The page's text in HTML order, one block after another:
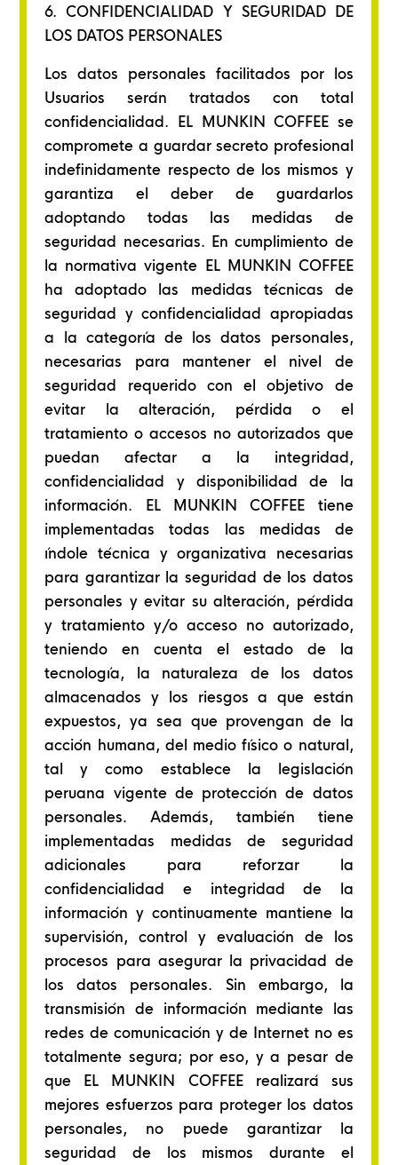
6. CONFIDENCIALIDAD Y SEGURIDAD DE
LOS DATOS PERSONALES
Los datos personales facilitados por los
Usuarios serán tratados con total
confidencialidad. EL MUNKIN COFFEE se
compromete a guardar secreto profesional
indefinidamente respecto de los mismos y
garantiza el deber de guardarlos
adoptando todas las medidas de
seguridad necesarias. En cumplimiento de
la normativa vigente EL MUNKIN COFFEE
ha adoptado las medidas técnicas de
seguridad y confidencialidad apropiadas
a la categoría de los datos personales,
necesarias para mantener el nivel de
seguridad requerido con el objetivo de
evitar la alteración, pérdida o el
tratamiento o accesos no autorizados que
puedan afectar a la integridad,
confidencialidad y disponibilidad de la
información. EL MUNKIN COFFEE tiene
implementadas todas las medidas de
índole técnica y organizativa necesarias
para garantizar la seguridad de los datos
personales y evitar su alteración, pérdida
y tratamiento y/o acceso no autorizado,
teniendo en cuenta el estado de la
tecnología, la naturaleza de los datos
almacenados y los riesgos a que están
expuestos, ya sea que provengan de la
acción humana, del medio físico o natural,
tal y como establece la legislación
peruana vigente de protección de datos
personales. Además, también tiene
implementadas medidas de seguridad
adicionales para reforzar la
confidencialidad e integridad de la
información y continuamente mantiene la
supervisión, control y evaluación de los
procesos para asegurar la privacidad de
los datos personales. Sin embargo, la
transmisión de información mediante las
redes de comunicación y de Internet no es
totalmente segura; por eso, y a pesar de
que EL MUNKIN COFFEE realizará sus
mejores esfuerzos para proteger los datos
personales, no puede garantizar la
seguridad de los mismos durante el